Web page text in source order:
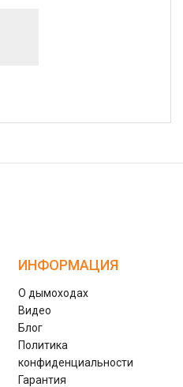
ИНФОРМАЦИЯ
О дымоходах
Видео
Блог
Политика
конфиденциальности
Гарантия